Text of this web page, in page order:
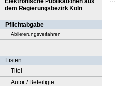
Elektronische Publikationen aus
dem Regierungsbezirk Köln
Pflichtabgabe
Ablieferungsverfahren
Listen
Titel
Autor / Beteiligte